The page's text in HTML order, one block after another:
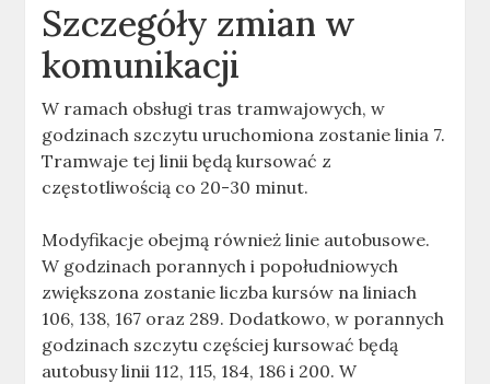
Szczegóły zmian w
komunikacji
W ramach obsługi tras tramwajowych, w
godzinach szczytu uruchomiona zostanie linia 7.
Tramwaje tej linii będą kursować z
częstotliwością co 20-30 minut.
Modyfikacje obejmą również linie autobusowe.
W godzinach porannych i popołudniowych
zwiększona zostanie liczba kursów na liniach
106, 138, 167 oraz 289. Dodatkowo, w porannych
godzinach szczytu częściej kursować będą
autobusy linii 112, 115, 184, 186 i 200. W